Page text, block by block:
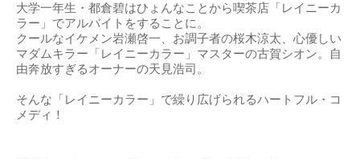
大学一年生・都倉碧はひょんなことから喫茶店「レイニーカ
ラー」でアルバイトをすることに。
クールなイケメン岩瀬啓一、お調子者の桜木涼太、心優しい
マダムキラー「レイニーカラー」マスターの古賀シオン。自
由奔放すぎるオーナーの天見浩司。
そんな「レイニーカラー」で繰り広げられるハートフル・コ
メディ！